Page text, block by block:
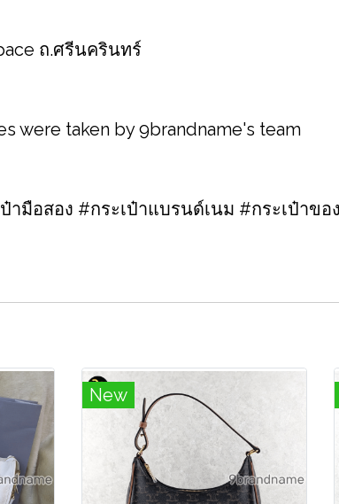
ถ.ศรีนครินทร์
were taken by 9brandname's team
ามือสอง #กระเป๋าแบรนด์เนม #กระเป๋า
New